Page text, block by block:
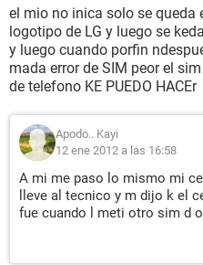
el mio no inica solo se queda
logotipo de LG y luego se
y luego cuando porfin
mada error de SIM peor el
de telefono KE PUEDO HACEr
Apodo.. Kayi
12 ene 2012 a las 16:58
A mi me paso lo mismo mi
lleve al tecnico y m dijo k el
fue cuando l meti otro sim d